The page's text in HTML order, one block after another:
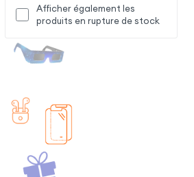
Afficher également les
produits en rupture de stock